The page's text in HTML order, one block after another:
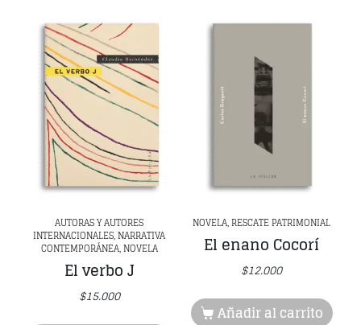
AUTORAS Y AUTORES
INTERNACIONALES, NARRATIVA
CONTEMPORÁNEA, NOVELA
El verbo J
$15.000
NOVELA, RESCATE PATRIMONIAL
El enano Cocorí
$12.000
Añadir al carrito